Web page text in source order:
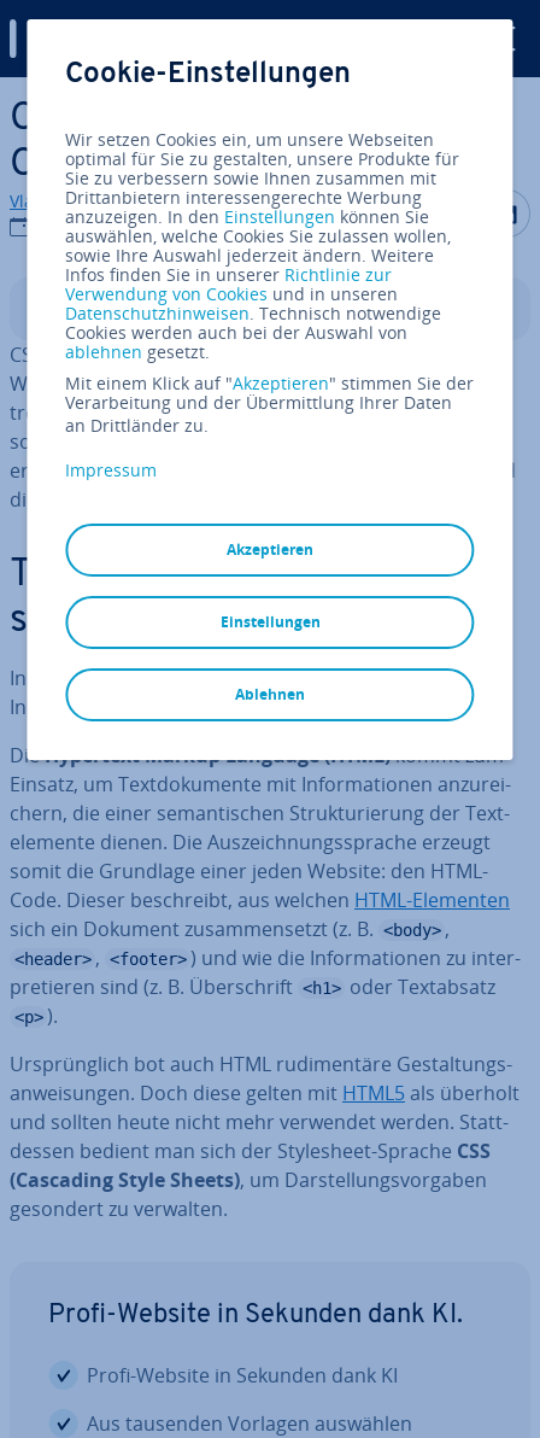
Zum Haupt­in­halt springen
CSS-Tutorial: Ein­füh­rung in
Cascading Style Sheets
Vladimir Simovic
27.11.2025
Auf Auf
In­halts­ver­zeich­nis
CSS dient dazu, das Aussehen und die Ge­stal­tung von
Webseiten zu de­fi­nie­ren. Mit Cascading Style Sheets
trennen Sie Design und Inhalt von­ein­an­der und sorgen
so für eine klare, flexible Struktur. In diesem Tutorial
erfahren Sie, wie Sie mit CSS das Layout, die Farben und
die Ty­po­gra­fie Ihrer Website gezielt steuern.
Trennung von Inhalt und Prä­
sen­ta­ti­on
In Kom­bi­na­ti­on mitHTMLdientCSSder Trennung von
Inhalt und Prä­sen­ta­ti­on.
DieHypertext Markup Language (HTML)kommt zum
Einsatz, um Text­do­ku­men­te mit In­for­ma­tio­nen an­zu­rei­
chern, die einer se­man­ti­schen Struk­tu­rie­rung der Text­
ele­men­te dienen. Die Aus­zeich­nungs­spra­che erzeugt
somit die Grundlage einer jeden Website: den HTML-
Code. Dieser be­schreibt, aus welchen HTML-Elementen
sich ein Dokument zu­sam­men­setzt (z. B. <body> ,
<header> , <footer> ) und wie die In­for­ma­tio­nen zu in­ter­
pre­tie­ren sind (z. B. Über­schrift <h1> oder Text­ab­satz
<p> ).
Ur­sprüng­lich bot auch HTML ru­di­men­tä­re Ge­stal­tungs­
an­wei­sun­gen. Doch diese gelten mit HTML5als überholt
und sollten heute nicht mehr verwendet werden. Statt­
des­sen bedient man sich der Style­sheet-Sprache CSS
(Cascading Style Sheets), um Dar­stel­lungs­vor­ga­ben
gesondert zu verwalten.
Profi-Website in Sekunden dank KI.
Profi-Website in Sekunden dank KI
Aus tausenden Vorlagen auswählen
Cookie-Einstellungen
Wir setzen Cookies ein, um unsere Webseiten
optimal für Sie zu gestalten, unsere Produkte für
Sie zu verbessern sowie Ihnen zusammen mit
Drittanbietern interessengerechte Werbung
anzuzeigen. In den Einstellungen können Sie
auswählen, welche Cookies Sie zulassen wollen,
sowie Ihre Auswahl jederzeit ändern. Weitere
Infos finden Sie in unserer Richtlinie zur
Verwendung von Cookies und in unseren
Datenschutzhinweisen. Technisch notwendige
Cookies werden auch bei der Auswahl von
ablehnen gesetzt.
Mit einem Klick auf "Akzeptieren" stimmen Sie der
Verarbeitung und der Übermittlung Ihrer Daten
an Drittländer zu.
Impressum
Akzeptieren
Ablehnen
Einstellungen